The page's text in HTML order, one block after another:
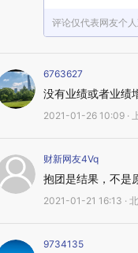
评论仅代表网友个
6763627
没有业绩或者业绩
2021-01-26 10:09 ·
财新网友4Vq
抱团是结果，不是
2021-01-21 16:13 ·
9734135